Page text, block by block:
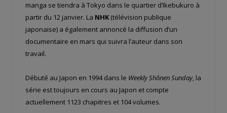
manga se tiendra à Tokyo dans le quartier d’Ikebukuro à
partir du 12 janvier. La NHK (télévision publique
japonaise) a également annoncé la diffusion d’un
documentaire en mars qui suivra l’auteur dans son
travail.
Débuté au Japon en 1994 dans le Weekly Shônen Sunday, la
série est toujours en cours au Japon et compte
actuellement 1123 chapitres et 104 volumes.